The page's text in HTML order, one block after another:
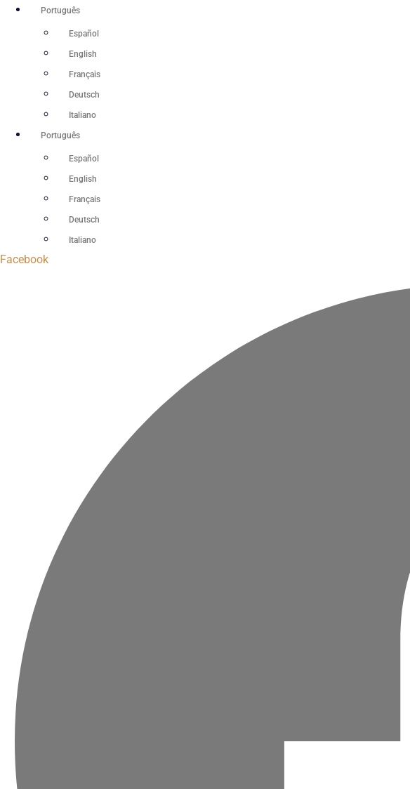
conteúdo
Português
Español
English
Français
Deutsch
Italiano
Português
Español
English
Français
Deutsch
Italiano
Facebook